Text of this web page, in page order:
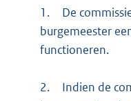
1.
De
burgemeester
functioneren.
2.
Indien de